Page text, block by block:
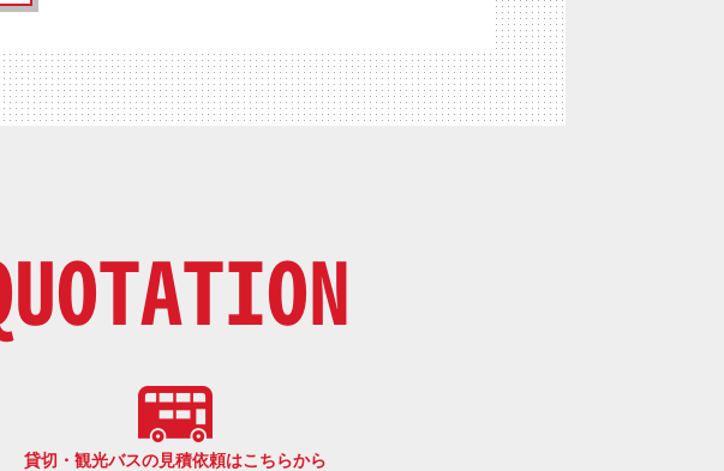
貸切・観光バスの見積依頼はこちらから